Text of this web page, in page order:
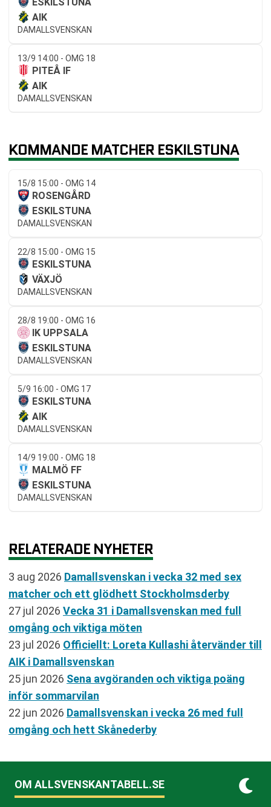
AIK
DAMALLSVENSKAN
13/9 14:00 - OMG 18
PITEÅ IF
AIK
DAMALLSVENSKAN
KOMMANDE MATCHER ESKILSTUNA
15/8 15:00 - OMG 14
ROSENGÅRD
ESKILSTUNA
DAMALLSVENSKAN
22/8 15:00 - OMG 15
ESKILSTUNA
VÄXJÖ
DAMALLSVENSKAN
28/8 19:00 - OMG 16
IK UPPSALA
ESKILSTUNA
DAMALLSVENSKAN
5/9 16:00 - OMG 17
ESKILSTUNA
AIK
DAMALLSVENSKAN
14/9 19:00 - OMG 18
MALMÖ FF
ESKILSTUNA
DAMALLSVENSKAN
RELATERADE NYHETER
3 aug 2026 Damallsvenskan i vecka 32 med sex
matcher och ett glödhett Stockholmsderby
27 jul 2026 Vecka 31 i Damallsvenskan med full
omgång och viktiga möten
23 jul 2026 Officiellt: Loreta Kullashi återvänder till
AIK i Damallsvenskan
25 jun 2026 Sena avgöranden och viktiga poäng
inför sommarvilan
22 jun 2026 Damallsvenskan i vecka 26 med full
omgång och hett Skånederby
OM ALLSVENSKANTABELL.SE